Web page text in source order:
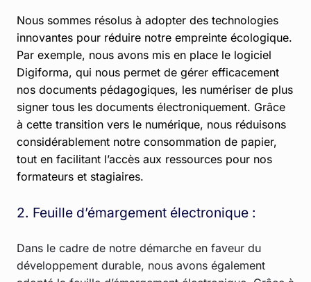
Nous sommes résolus à adopter des technologies
innovantes pour réduire notre empreinte écologique.
Par exemple, nous avons mis en place le logiciel
Digiforma, qui nous permet de gérer efficacement
nos documents pédagogiques, les numériser de plus
signer tous les documents électroniquement. Grâce
à cette transition vers le numérique, nous réduisons
considérablement notre consommation de papier,
tout en facilitant l’accès aux ressources pour nos
formateurs et stagiaires.
2. Feuille d’émargement électronique :
Dans le cadre de notre démarche en faveur du
développement durable, nous avons également